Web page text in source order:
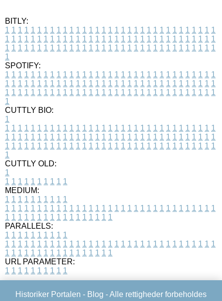
BITLY:
1 1 1 1 1 1 1 1 1 1 1 1 1 1 1 1 1 1 1 1 1 1 1 1 1 1 1 1 1 1 1 1 1
1 1 1 1 1 1 1 1 1 1 1 1 1 1 1 1 1 1 1 1 1 1 1 1 1 1 1 1 1 1 1 1 1
1 1 1 1 1 1 1 1 1 1 1 1 1 1 1 1 1 1 1 1 1 1 1 1 1 1 1 1 1 1 1 1 1
1
SPOTIFY:
1 1 1 1 1 1 1 1 1 1 1 1 1 1 1 1 1 1 1 1 1 1 1 1 1 1 1 1 1 1 1 1 1
1 1 1 1 1 1 1 1 1 1 1 1 1 1 1 1 1 1 1 1 1 1 1 1 1 1 1 1 1 1 1 1 1
1 1 1 1 1 1 1 1 1 1 1 1 1 1 1 1 1 1 1 1 1 1 1 1 1 1 1 1 1 1 1 1 1
1
CUTTLY BIO:
1
1 1 1 1 1 1 1 1 1 1 1 1 1 1 1 1 1 1 1 1 1 1 1 1 1 1 1 1 1 1 1 1 1
1 1 1 1 1 1 1 1 1 1 1 1 1 1 1 1 1 1 1 1 1 1 1 1 1 1 1 1 1 1 1 1 1
1 1 1 1 1 1 1 1 1 1 1 1 1 1 1 1 1 1 1 1 1 1 1 1 1 1 1 1 1 1 1 1 1
1
CUTTLY OLD:
1
1 1 1 1 1 1 1 1 1 1
MEDIUM:
1 1 1 1 1 1 1 1 1 1
1 1 1 1 1 1 1 1 1 1 1 1 1 1 1 1 1 1 1 1 1 1 1 1 1 1 1 1 1 1 1 1 1
1 1 1 1 1 1 1 1 1 1 1 1 1 1 1 1 1
PARALLELS:
1 1 1 1 1 1 1 1 1 1
1 1 1 1 1 1 1 1 1 1 1 1 1 1 1 1 1 1 1 1 1 1 1 1 1 1 1 1 1 1 1 1 1
1 1 1 1 1 1 1 1 1 1 1 1 1 1 1 1 1
URL PARAMETER:
1 1 1 1 1 1 1 1 1 1
Historiker Portalen - Blog - Alle rettigheder forbeholdes